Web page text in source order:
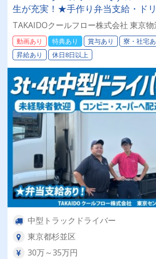
生が充実！★手作り弁当支給・ド
給！
TAKAIDOクールフロー株式会社 東京
動画あり 特典あり 賞与あり 寮・社宅
昇給あり
休日8日以上
中型トラックドライバー
東京都杉並区
30万～35万円